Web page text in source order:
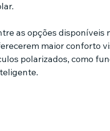
as opções disponíveis
maior conforto
polarizados, como